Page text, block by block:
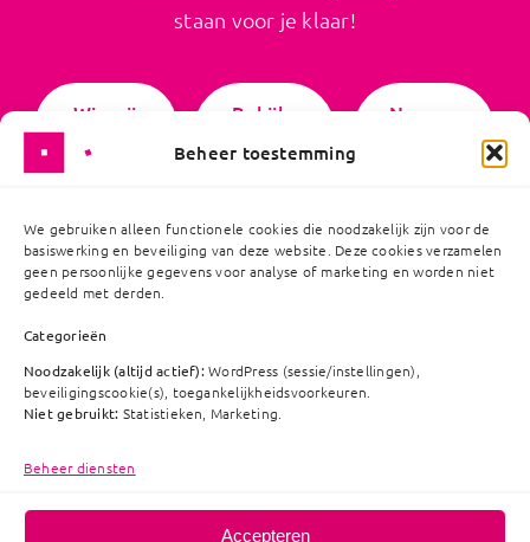
Beheer toestemming
We gebruiken alleen functionele cookies die noodzakelijk zijn voor de
basiswerking en beveiliging van deze website. Deze cookies verzamelen
geen persoonlijke gegevens voor analyse of marketing en worden niet
gedeeld met derden.
Categorieën
Noodzakelijk (altijd actief):WordPress (sessie/instellingen),
beveiligingscookie(s), toegankelijkheidsvoorkeuren.
Niet gebruikt: Statistieken, Marketing.
Beheer diensten
Accepteren
staan voor je klaar!
Wie wij
Bekijk
werk
Neem
Algemene
Privacyverklaring
Cookiebeleid
Amersfoortseweg
15-L
055 – 578 95